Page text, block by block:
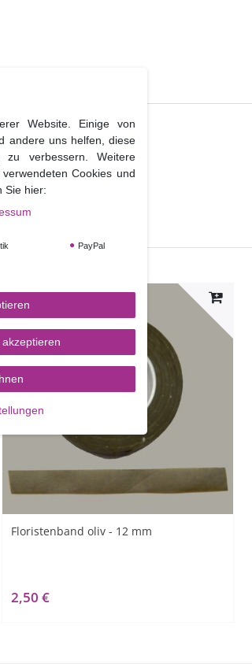
Floristenband oliv - 12 mm
2,50 €
Website. Einige von
andere uns helfen, diese
verbessern. Weitere
Cookies und
Sie hier:
PayPal